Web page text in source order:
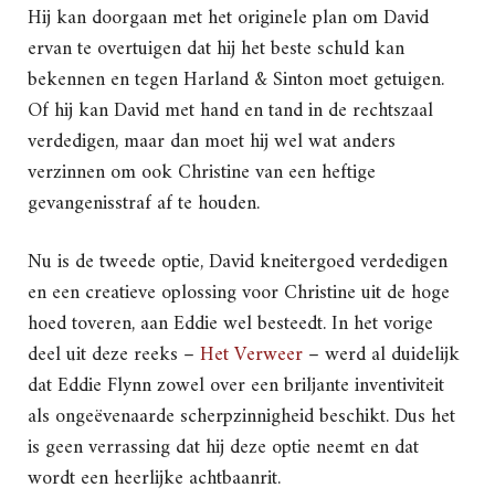
Hij kan doorgaan met het originele plan om David
ervan te overtuigen dat hij het beste schuld kan
bekennen en tegen Harland & Sinton moet getuigen.
Of hij kan David met hand en tand in de rechtszaal
verdedigen, maar dan moet hij wel wat anders
verzinnen om ook Christine van een heftige
gevangenisstraf af te houden.
Nu is de tweede optie, David kneitergoed verdedigen
en een creatieve oplossing voor Christine uit de hoge
hoed toveren, aan Eddie wel besteedt. In het vorige
deel uit deze reeks –Het Verweer– werd al duidelijk
dat Eddie Flynn zowel over een briljante inventiviteit
als ongeëvenaarde scherpzinnigheid beschikt. Dus het
is geen verrassing dat hij deze optie neemt en dat
wordt een heerlijke achtbaanrit.